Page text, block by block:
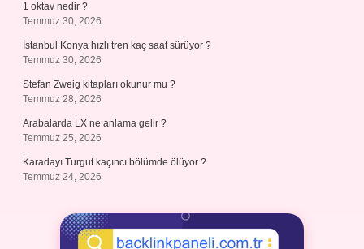
1 oktav nedir ?
Temmuz 30, 2026
İstanbul Konya hızlı tren kaç saat sürüyor ?
Temmuz 30, 2026
Stefan Zweig kitapları okunur mu ?
Temmuz 28, 2026
Arabalarda LX ne anlama gelir ?
Temmuz 25, 2026
Karadayı Turgut kaçıncı bölümde ölüyor ?
Temmuz 24, 2026